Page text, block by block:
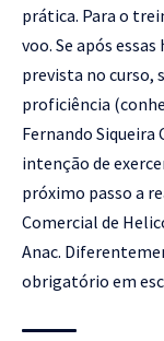
prática. Para o
voo. Se após
prevista no curso,
proficiência
Fernando Siqueira
intenção de
próximo passo a
Comercial de
Anac.
obrigatório em